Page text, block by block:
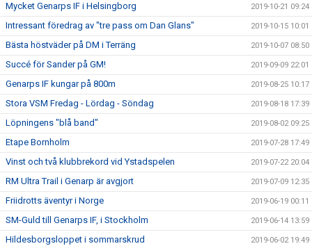
Mycket Genarps IF i Helsingborg 2019-10-21 09:24
Intressant föredrag av "tre pass om Dan Glans" 2019-10-15 10:01
Bästa höstväder på DM i Terräng 2019-10-07 08:50
Succé för Sander på GM! 2019-09-09 22:01
Genarps IF kungar på 800m 2019-08-25 10:17
Stora VSM Fredag - Lördag - Söndag 2019-08-18 17:39
Löpningens "blå band" 2019-08-02 09:25
Etape Bornholm 2019-07-28 17:49
Vinst och två klubbrekord vid Ystadspelen 2019-07-22 20:04
RM Ultra Trail i Genarp är avgjort 2019-07-09 12:35
Friidrotts äventyr i Norge 2019-06-19 00:11
SM-Guld till Genarps IF, i Stockholm 2019-06-14 13:59
Hildesborgsloppet i sommarskrud 2019-06-02 19:49